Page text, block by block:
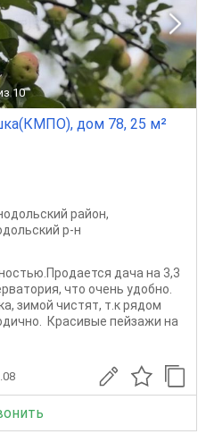
10
дом 78, 25 м²
район,
р-н
дача на 3,3
что очень удобно.
зимой чистят, т.к рядом
Красивые пейзажи на